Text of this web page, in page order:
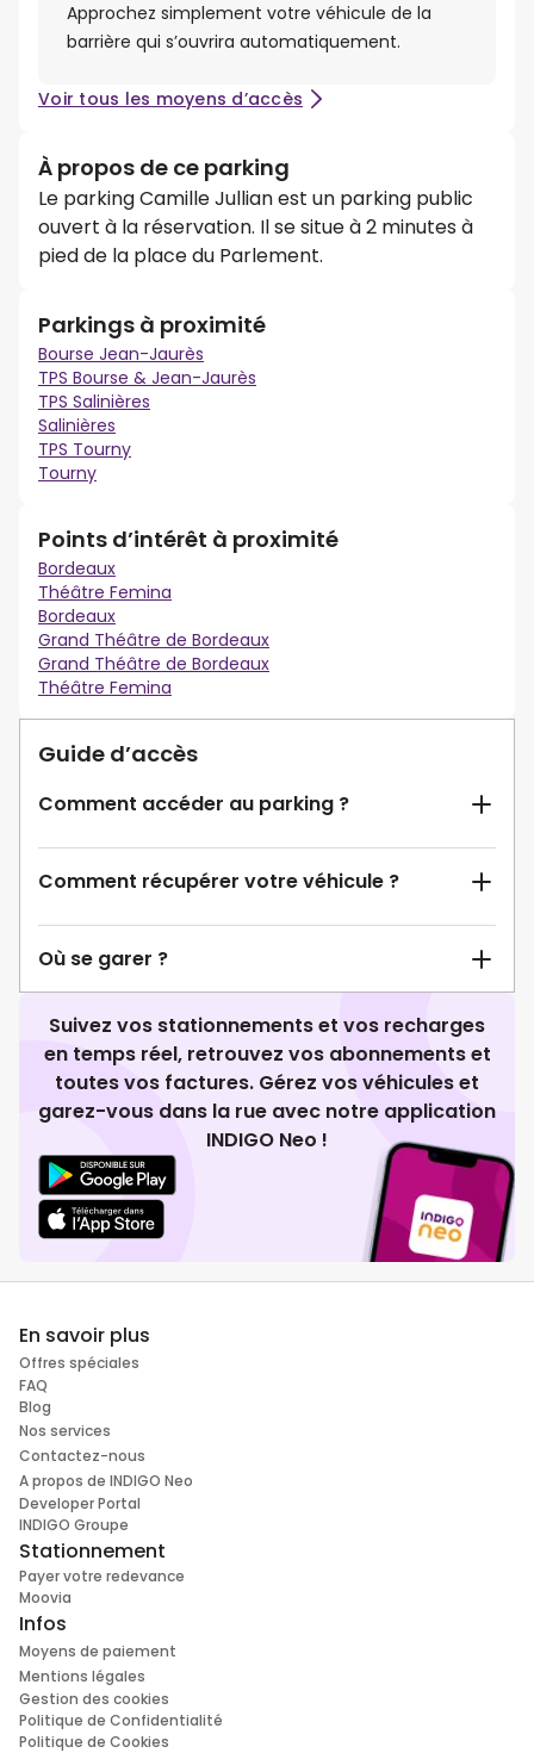
Approchez simplement votre véhicule de la
barrière qui s’ouvrira automatiquement.
Voir tous les moyens d’accès
À propos de ce parking
Le parking Camille Jullian est un parking public
ouvert à la réservation. Il se situe à 2 minutes à
pied de la place du Parlement.
Parkings à proximité
Bourse Jean-Jaurès
TPS Bourse & Jean-Jaurès
TPS Salinières
Salinières
TPS Tourny
Tourny
Points d’intérêt à proximité
Bordeaux
Théâtre Femina
Bordeaux
Grand Théâtre de Bordeaux
Grand Théâtre de Bordeaux
Théâtre Femina
Guide d’accès
Comment accéder au parking ?
Comment récupérer votre véhicule ?
Où se garer ?
Suivez vos stationnements et vos recharges
en temps réel, retrouvez vos abonnements et
toutes vos factures. Gérez vos véhicules et
garez-vous dans la rue avec notre application
INDIGO Neo !
En savoir plus
Offres spéciales
FAQ
Blog
Nos services
Contactez-nous
A propos de INDIGO Neo
Developer Portal
INDIGO Groupe
Stationnement
Payer votre redevance
Moovia
Infos
Moyens de paiement
Mentions légales
Gestion des cookies
Politique de Confidentialité
Politique de Cookies